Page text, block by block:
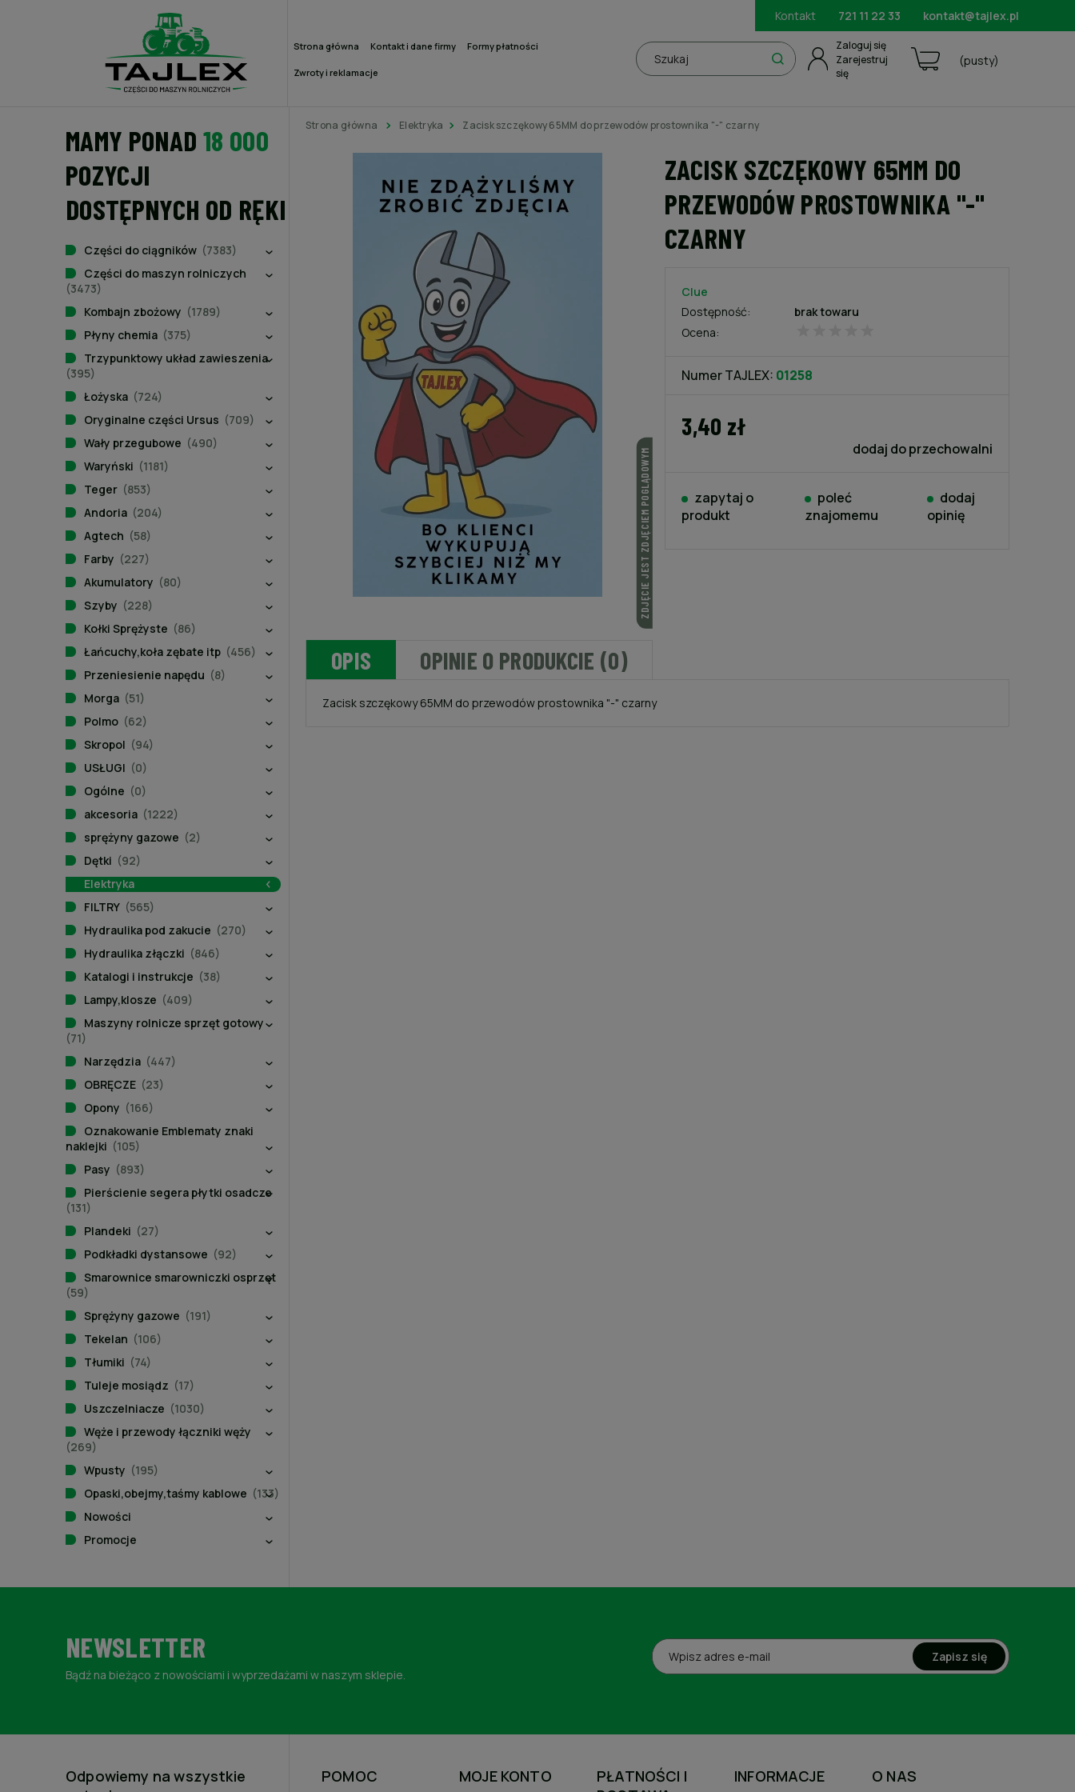
Kontakt 721 11 22 33 kontakt@tajlex.pl
Strona główna Kontakt i dane firmy Formy płatności
Zwroty i reklamacje
(pusty)
Zarejestruj
się
Zaloguj się
MAMY PONAD 18 000
POZYCJI
DOSTĘPNYCH OD RĘKI
Części do ciągników (7383)
Części do maszyn rolniczych
(3473)
Kombajn zbożowy (1789)
Płyny chemia (375)
Trzypunktowy układ zawieszenia
(395)
Łożyska (724)
Oryginalne części Ursus (709)
Wały przegubowe (490)
Waryński (1181)
Teger (853)
Andoria (204)
Agtech (58)
Farby (227)
Akumulatory (80)
Szyby (228)
Kołki Sprężyste (86)
Łańcuchy,koła zębate itp (456)
Przeniesienie napędu (8)
Morga (51)
Polmo (62)
Skropol (94)
USŁUGI (0)
Ogólne (0)
akcesoria (1222)
sprężyny gazowe (2)
Dętki (92)
Elektryka
FILTRY (565)
Hydraulika pod zakucie (270)
Hydraulika złączki (846)
Katalogi i instrukcje (38)
Lampy,klosze (409)
Maszyny rolnicze sprzęt gotowy
(71)
Narzędzia (447)
OBRĘCZE (23)
Opony (166)
Oznakowanie Emblematy znaki
naklejki (105)
Pasy (893)
Pierścienie segera płytki osadcze
(131)
Plandeki (27)
Podkładki dystansowe (92)
Smarownice smarowniczki osprzęt
(59)
Sprężyny gazowe (191)
Tekelan (106)
Tłumiki (74)
Tuleje mosiądz (17)
Uszczelniacze (1030)
Węże i przewody łączniki węży
(269)
Wpusty (195)
Opaski,obejmy,taśmy kablowe (133)
Nowości
Promocje
Strona główna Elektryka Zacisk szczękowy 65MM do przewodów prostownika "-" czarny
ZACISK SZCZĘKOWY 65MM DO
PRZEWODÓW PROSTOWNIKA "-"
CZARNY
ZDJĘCIE JEST ZDJĘCIEM POGLĄDOWYM
Ocena:
Clue
Dostępność:
brak towaru
Numer TAJLEX: 01258
3,40 zł
dodaj do przechowalni
zapytaj o
produkt
poleć
znajomemu
dodaj
opinię
OPIS OPINIE O PRODUKCIE (0)
Zacisk szczękowy 65MM do przewodów prostownika "-" czarny
NEWSLETTER
Bądź na bieżąco z nowościami i wyprzedażami w naszym sklepie.
Zapisz się
Odpowiemy na wszystkie
POMOC MOJE KONTO
PŁATNOŚCI I
INFORMACJE O NAS